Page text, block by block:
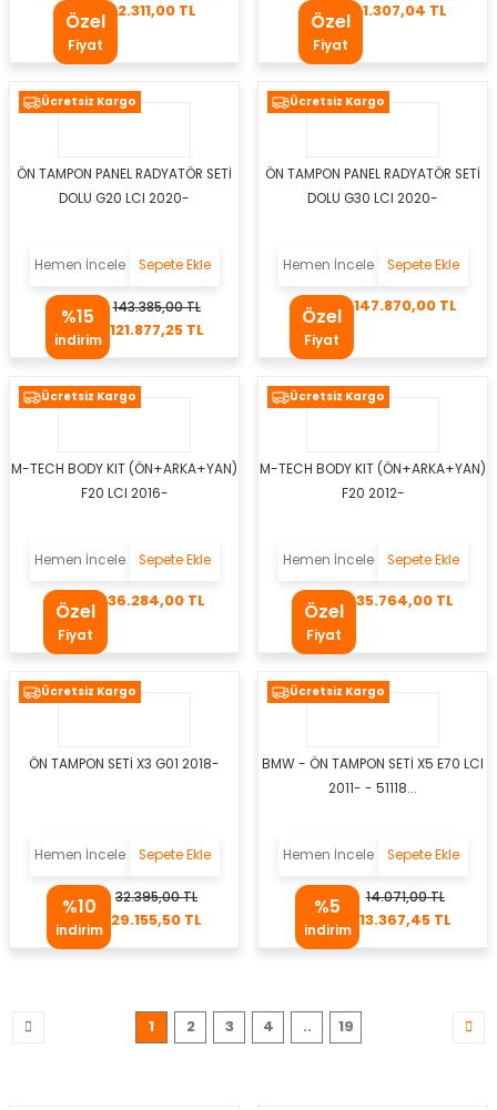
Özel
Fiyat
2.311,00 TL Özel
Fiyat
1.307,04 TL
Ücretsiz Kargo
ÖN TAMPON PANEL RADYATÖR SETİ
DOLU G20 LCI 2020-
Hemen İncele Sepete Ekle
%15
indirim
143.385,00 TL
121.877,25 TL
Ücretsiz Kargo
ÖN TAMPON PANEL RADYATÖR SETİ
DOLU G30 LCI 2020-
Hemen İncele Sepete Ekle
Özel
Fiyat
147.870,00 TL
Ücretsiz Kargo
M-TECH BODY KIT (ÖN+ARKA+YAN)
F20 LCI 2016-
Hemen İncele Sepete Ekle
Özel
Fiyat
36.284,00 TL
Ücretsiz Kargo
M-TECH BODY KIT (ÖN+ARKA+YAN)
F20 2012-
Hemen İncele Sepete Ekle
Özel
Fiyat
35.764,00 TL
Ücretsiz Kargo
ÖN TAMPON SETİ X3 G01 2018-
Hemen İncele Sepete Ekle
%10
indirim
32.395,00 TL
29.155,50 TL
Ücretsiz Kargo
BMW - ÖN TAMPON SETİ X5 E70 LCI
2011- - 51118...
Hemen İncele Sepete Ekle
%5
indirim
14.071,00 TL
13.367,45 TL
1 2 3 4 .. 19